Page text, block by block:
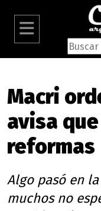
Macri
avisa
reformas
Algo pasó en
muchos no